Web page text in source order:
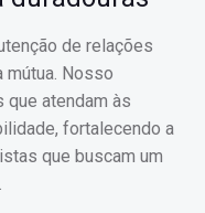
de relações
mútua. Nosso
atendam às
fortalecendo a
que buscam um